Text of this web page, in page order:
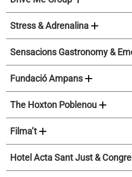
Stress & Adrenalina add
Sensacions Gastronomy &
Fundació Ampansadd
The Hoxton Poblenou add
Filma’t add
Hotel Acta Sant Just &